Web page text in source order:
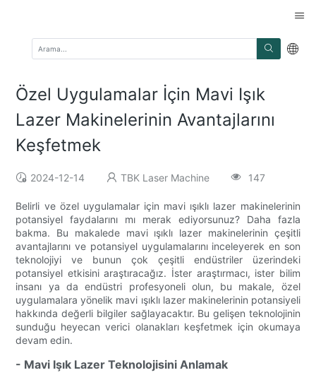
Özel Uygulamalar İçin Mavi Işık
Lazer Makinelerinin Avantajlarını
Keşfetmek
2024-12-14 TBK Laser Machine 147
Belirli ve özel uygulamalar için mavi ışıklı lazer makinelerinin
potansiyel faydalarını mı merak ediyorsunuz? Daha fazla
bakma. Bu makalede mavi ışıklı lazer makinelerinin çeşitli
avantajlarını ve potansiyel uygulamalarını inceleyerek en son
teknolojiyi ve bunun çok çeşitli endüstriler üzerindeki
potansiyel etkisini araştıracağız. İster araştırmacı, ister bilim
insanı ya da endüstri profesyoneli olun, bu makale, özel
uygulamalara yönelik mavi ışıklı lazer makinelerinin potansiyeli
hakkında değerli bilgiler sağlayacaktır. Bu gelişen teknolojinin
sunduğu heyecan verici olanakları keşfetmek için okumaya
devam edin.
- Mavi Işık Lazer Teknolojisini Anlamak